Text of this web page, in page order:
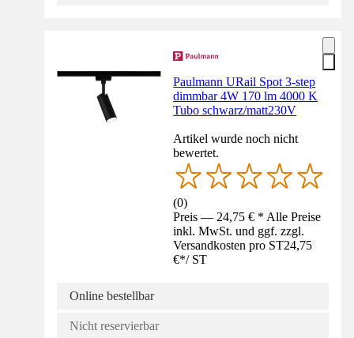
Paulmann URail Spot 3-step
dimmbar 4W 170 lm 4000 K
Tubo schwarz/matt230V
Artikel wurde noch nicht
bewertet.
(0)
Preis — 24,75 € * Alle Preise
inkl. MwSt. und ggf. zzgl.
Versandkosten pro ST24,75
€*/ ST
Online bestellbar
Nicht reservierbar